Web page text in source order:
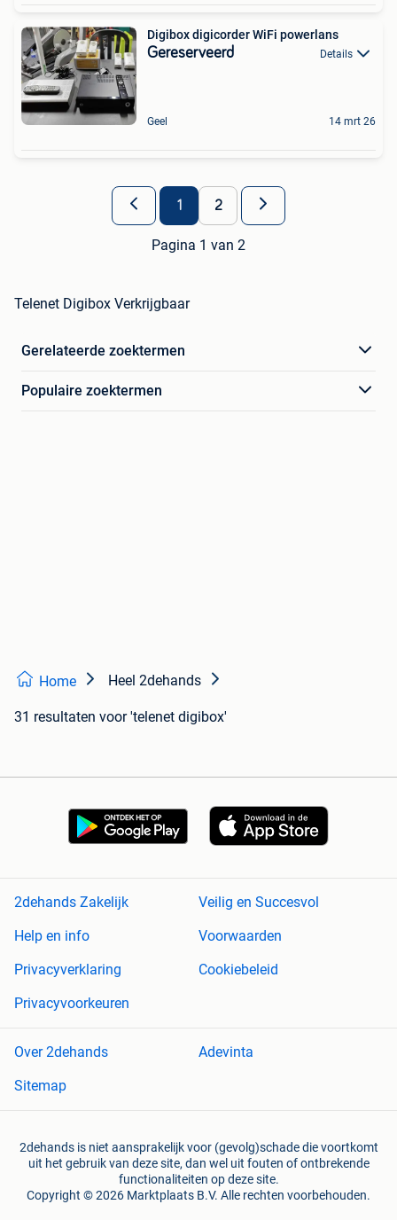
Digibox digicorder WiFi powerlans
Gereserveerd Details
Geel 14 mrt 26
1 2
Pagina 1 van 2
Telenet Digibox Verkrijgbaar
Gerelateerde zoektermen
Populaire zoektermen
Home Heel 2dehands
31 resultaten voor 'telenet digibox'
2dehands Zakelijk
Veilig en Succesvol
Help en info
Voorwaarden
Privacyverklaring
Cookiebeleid
Privacyvoorkeuren
Over 2dehands
Adevinta
Sitemap
2dehands is niet aansprakelijk voor (gevolg)schade die voortkomt
uit het gebruik van deze site, dan wel uit fouten of ontbrekende
functionaliteiten op deze site.
Copyright © 2026 Marktplaats B.V. Alle rechten voorbehouden.